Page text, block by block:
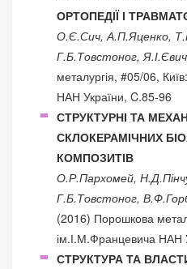
ОРТОПЕДІЇ І
О.Є.Сич, А.П.Яценко,
Г.Б.Товстоног, Я.І.Євич
металургія, #05/06,
НАН України, C.85-96
СТРУКТУРНІ ТА
СКЛОКЕРАМІЧНИХ
КОМПОЗИТІВ
О.Р.Пархомей,
Г.Б.Товстоног,
(2016) Порошкова
ім.І.М.Францевича НАН
СТРУКТУРА ТА